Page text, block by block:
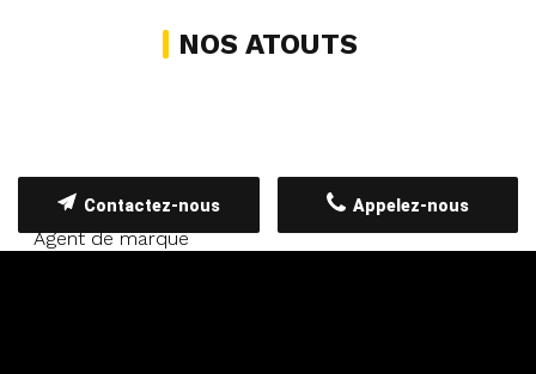
NOS ATOUTS
Agent de marque
Appelez-nous
Contactez-nous